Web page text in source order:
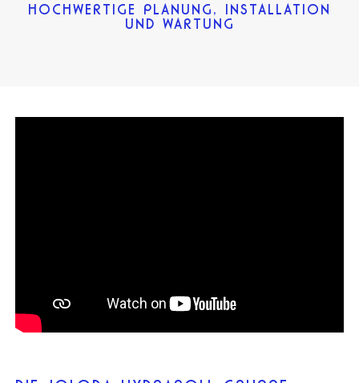
HOCHWERTIGE PLANUNG, INSTALLATION
UND WARTUNG